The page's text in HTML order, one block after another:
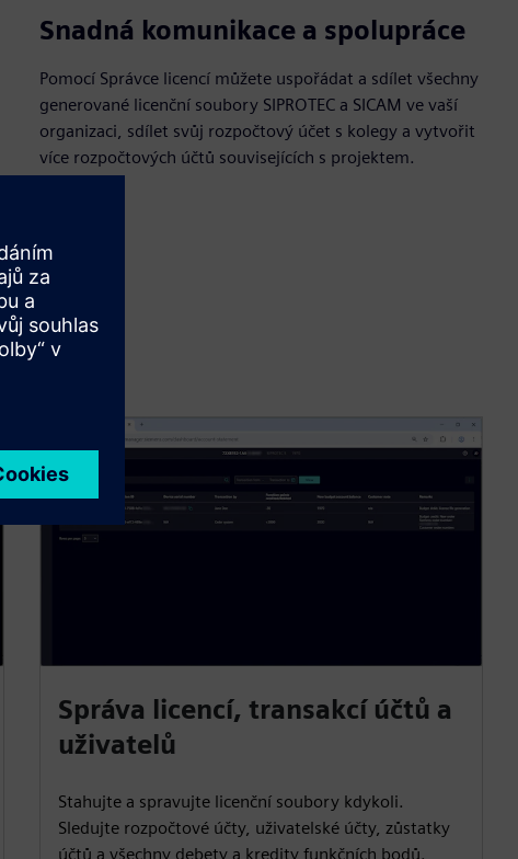
Snadná komunikace a spolupráce
Pomocí Správce licencí můžete uspořádat a sdílet všechny
generované licenční soubory SIPROTEC a SICAM ve vaší
organizaci, sdílet svůj rozpočtový účet s kolegy a vytvořit
více rozpočtových účtů souvisejících s projektem.
Správa licencí, transakcí účtů a
uživatelů
Stahujte a spravujte licenční soubory kdykoli.
Sledujte rozpočtové účty, uživatelské účty, zůstatky
účtů a všechny debety a kredity funkčních bodů.